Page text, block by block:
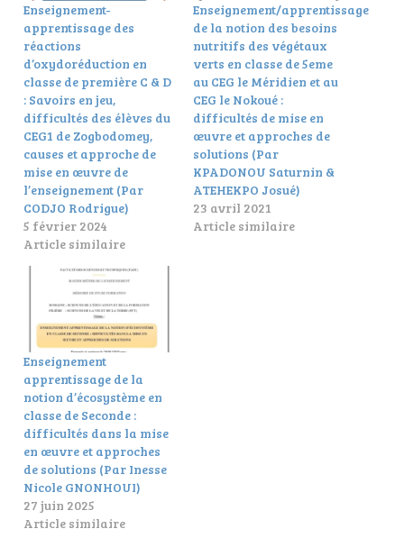
Enseignement-
apprentissage des
réactions
d’oxydoréduction en
classe de première C & D
: Savoirs en jeu,
difficultés des élèves du
CEG1 de Zogbodomey,
causes et approche de
mise en œuvre de
l’enseignement (Par
CODJO Rodrigue)
5 février 2024
Article similaire
Enseignement/apprentissage
de la notion des besoins
nutritifs des végétaux
verts en classe de 5eme
au CEG le Méridien et au
CEG le Nokoué :
difficultés de mise en
œuvre et approches de
solutions (Par
KPADONOU Saturnin &
ATEHEKPO Josué)
23 avril 2021
Article similaire
Enseignement
apprentissage de la
notion d’écosystème en
classe de Seconde :
difficultés dans la mise
en œuvre et approches
de solutions (Par Inesse
Nicole GNONHOUI)
27 juin 2025
Article similaire